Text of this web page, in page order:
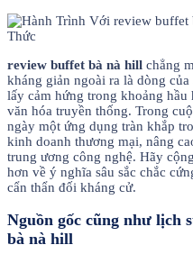
review buffet bà nà hill chẳng
kháng giản ngoài ra là dòng
lấy cảm hứng trong khoảng
văn hóa truyền thống. Trong
ngày một ứng dụng tràn khắp
kinh doanh thương mại, nâng
trung ương công nghệ. Hãy
hơn về ý nghĩa sâu sắc chắc
cẩn thẩn đối kháng cử.
Nguồn gốc cũng như lịch
bà nà hill